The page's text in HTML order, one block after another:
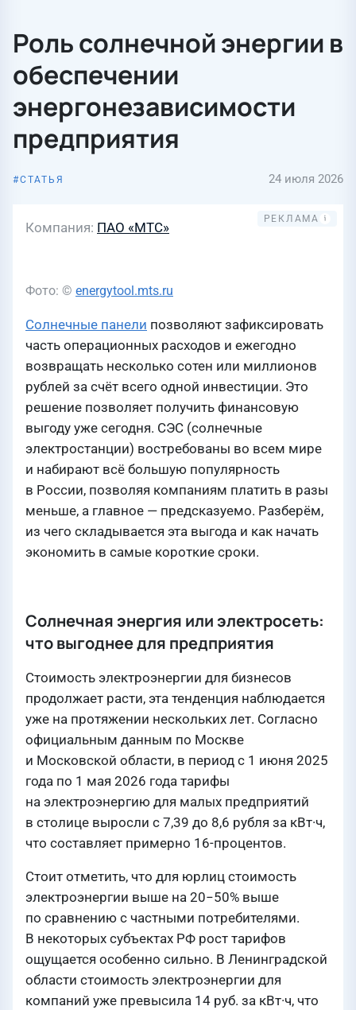
Роль солнечной энергии в
обеспечении
энергонезависимости
предприятия
СТАТЬЯ 24 июля 2026
Компания ПАО «МТС»
Фото: © energytool.mts.ru
Солнечные панели позволяют зафиксировать
часть операционных расходов и ежегодно
возвращать несколько сотен или миллионов
рублей за счёт всего одной инвестиции. Это
решение позволяет получить финансовую
выгоду уже сегодня. СЭС (солнечные
электростанции) востребованы во всем мире
и набирают всё большую популярность
в России, позволяя компаниям платить в разы
меньше, а главное — предсказуемо. Разберём,
из чего складывается эта выгода и как начать
экономить в самые короткие сроки.
Солнечная энергия или электросеть:
что выгоднее для предприятия
Стоимость электроэнергии для бизнесов
продолжает расти, эта тенденция наблюдается
уже на протяжении нескольких лет. Согласно
официальным данным по Москве
и Московской области, в период с 1 июня 2025
года по 1 мая 2026 года тарифы
на электроэнергию для малых предприятий
в столице выросли с 7,39 до 8,6 рубля за кВт·ч,
что составляет примерно 16-процентов.
Стоит отметить, что для юрлиц стоимость
электроэнергии выше на 20−50% выше
по сравнению с частными потребителями.
В некоторых субъектах РФ рост тарифов
ощущается особенно сильно. В Ленинградской
области стоимость электроэнергии для
компаний уже превысила 14 руб. за кВт·ч, что